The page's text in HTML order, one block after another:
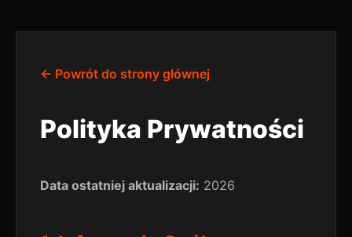
← Powrót do strony głównej
Polityka Prywatności
Data ostatniej aktualizacji: 2026